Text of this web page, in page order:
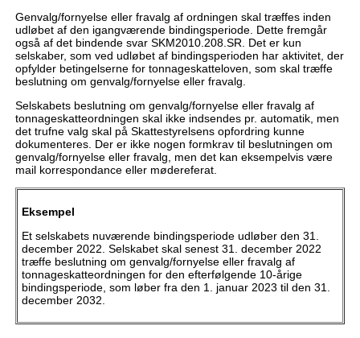
Genvalg/fornyelse eller fravalg af ordningen skal træffes inden
udløbet af den igangværende bindingsperiode. Dette fremgår
også af det bindende svar SKM2010.208.SR. Det er kun
selskaber, som ved udløbet af bindingsperioden har aktivitet, der
opfylder betingelserne for tonnageskatteloven, som skal træffe
beslutning om genvalg/fornyelse eller fravalg.
Selskabets beslutning om genvalg/fornyelse eller fravalg af
tonnageskatteordningen skal ikke indsendes pr. automatik, men
det trufne valg skal på Skattestyrelsens opfordring kunne
dokumenteres. Der er ikke nogen formkrav til beslutningen om
genvalg/fornyelse eller fravalg, men det kan eksempelvis være
mail korrespondance eller mødereferat.
Eksempel
Et selskabets nuværende bindingsperiode udløber den 31.
december 2022. Selskabet skal senest 31. december 2022
træffe beslutning om genvalg/fornyelse eller fravalg af
tonnageskatteordningen for den efterfølgende 10-årige
bindingsperiode, som løber fra den 1. januar 2023 til den 31.
december 2032.